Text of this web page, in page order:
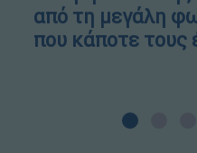
από τη μεγάλη
που κάποτε τους